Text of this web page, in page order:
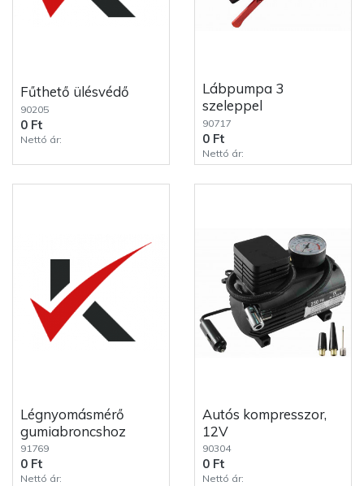
Fűthető ülésvédő
90205
0 Ft
Nettó ár:
Lábpumpa 3
szeleppel
90717
0 Ft
Nettó ár:
Légnyomásmérő
gumiabroncshoz
91769
0 Ft
Nettó ár:
Autós kompresszor,
12V
90304
0 Ft
Nettó ár: